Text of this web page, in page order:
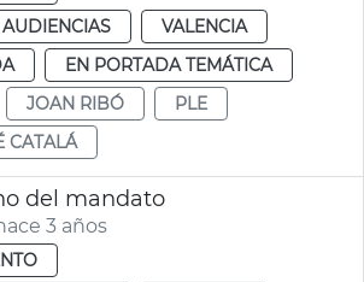
VALENCIA
EN PORTADA TEMÁTICA
JOAN RIBÓ
PLE
CATALÁ
del mandato
3 años